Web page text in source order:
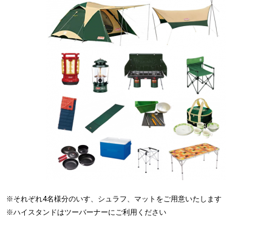
※それぞれ4名様分のいす、シュラフ、マットをご用意いたします
※ハイスタンドはツーバーナーにご利用ください